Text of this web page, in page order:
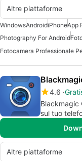
Altre piattaforme
WindowsAndroidiPhoneApp
Photography For Android
Fotocamera Professionale
4.6
Blackmagic
sul tuo
Altre piattaforme